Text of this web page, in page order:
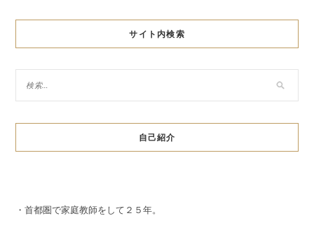
サイト内検索
自己紹介
・首都圏で家庭教師をして２５年。